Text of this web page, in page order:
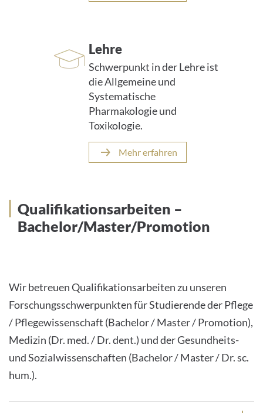
Lehre
Schwerpunkt in der Lehre ist
die Allgemeine und
Systematische
Pharmakologie und
Toxikologie.
Mehr erfahren
Qualifikationsarbeiten –
Bachelor/Master/Promotion
Wir betreuen Qualifikationsarbeiten zu unseren
Forschungsschwerpunkten für Studierende der Pflege
/ Pflegewissenschaft (Bachelor / Master / Promotion),
Medizin (Dr. med. / Dr. dent.) und der Gesundheits-
und Sozialwissenschaften (Bachelor / Master / Dr. sc.
hum.).